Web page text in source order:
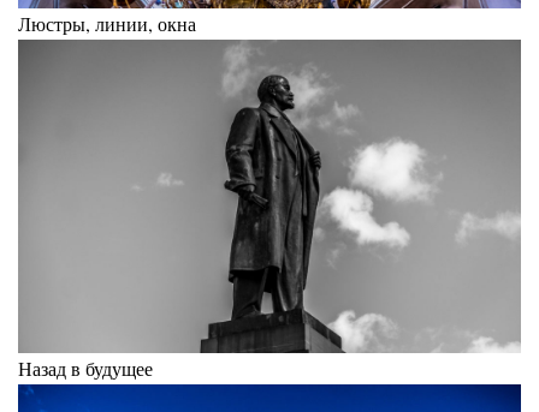
Люстры, линии, окна
Назад в будущее